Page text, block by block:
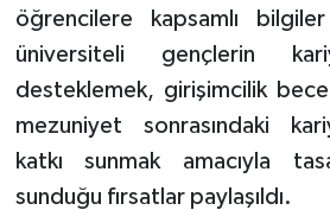
öğrencilere kapsamlı
üniversiteli gençlerin
desteklemek, girişimcilik
mezuniyet sonrasındaki
katkı sunmak amacıyla
sunduğu fırsatlar paylaşıldı.